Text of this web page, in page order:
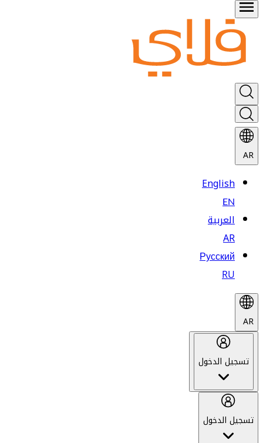
AR
English
EN
العربية
AR
Русский
RU
AR
تسجيل الدخول
تسجيل الدخول